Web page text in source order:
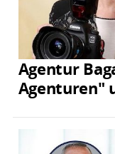
Agentur
Agenturen"